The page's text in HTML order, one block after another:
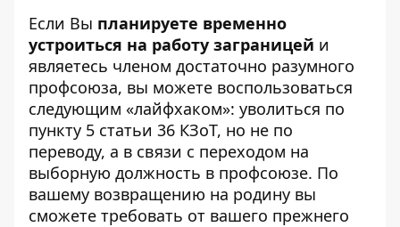
Если Вы планируете временно
устроиться на работу заграницей и
являетесь членом достаточно разумного
профсоюза, вы можете воспользоваться
следующим «лайфхаком»: уволиться по
пункту 5 статьи 36 КЗоТ, но не по
переводу, а в связи с переходом на
выборную должность в профсоюзе. По
вашему возвращению на родину вы
сможете требовать от вашего прежнего